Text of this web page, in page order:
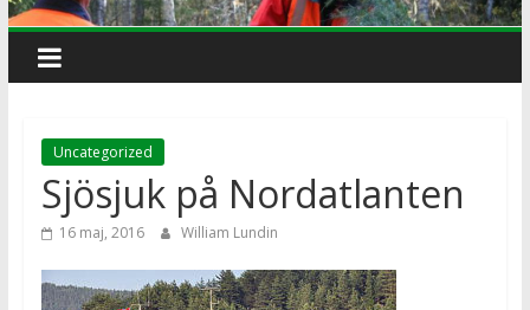
Uncategorized
Sjösjuk på Nordatlanten
16 maj, 2016 William Lundin